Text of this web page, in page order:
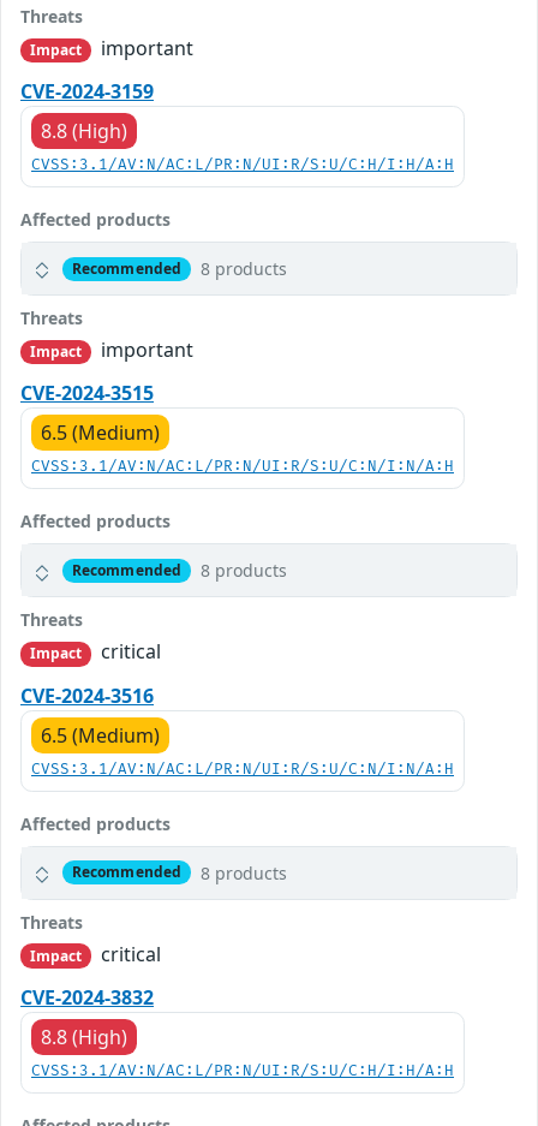
Threats
Impact
important
CVE-2024-3159
8.8 (High)
CVSS:3.1/AV:N/AC:L/PR:N/UI:R/S:U/C:H/I:H/A:H
Affected products
Recommended 8 products
Threats
Impact
important
CVE-2024-3515
6.5 (Medium)
CVSS:3.1/AV:N/AC:L/PR:N/UI:R/S:U/C:N/I:N/A:H
Affected products
Recommended 8 products
Threats
Impact
critical
CVE-2024-3516
6.5 (Medium)
CVSS:3.1/AV:N/AC:L/PR:N/UI:R/S:U/C:N/I:N/A:H
Affected products
Recommended 8 products
Threats
Impact
critical
CVE-2024-3832
8.8 (High)
CVSS:3.1/AV:N/AC:L/PR:N/UI:R/S:U/C:H/I:H/A:H